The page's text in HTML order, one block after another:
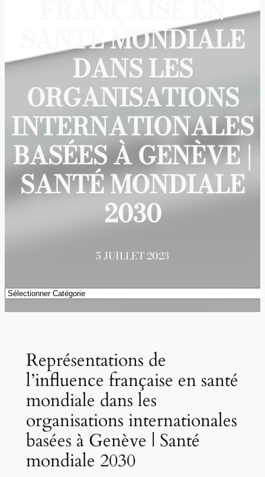
FRANÇAISE EN
SANTÉ MONDIALE
DANS LES
ORGANISATIONS
INTERNATIONALES
BASÉES À GENÈVE |
SANTÉ MONDIALE
2030
5 JUILLET 2023
Catégories
Représentations de
l’influence française en santé
mondiale dans les
organisations internationales
basées à Genève | Santé
mondiale 2030